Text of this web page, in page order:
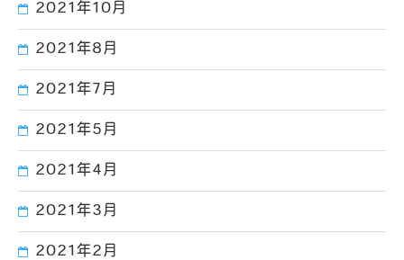
2021年10月
2021年8月
2021年7月
2021年5月
2021年4月
2021年3月
2021年2月